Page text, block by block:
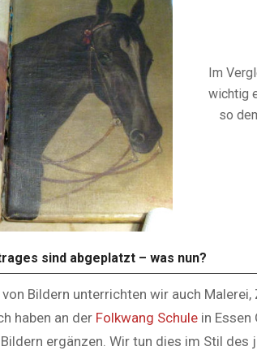
Im
wichtig
so
sind abgeplatzt – was nun?
Bildern unterrichten wir auch
haben an der Folkwang Schule in Essen
ergänzen. Wir tun dies im Stil